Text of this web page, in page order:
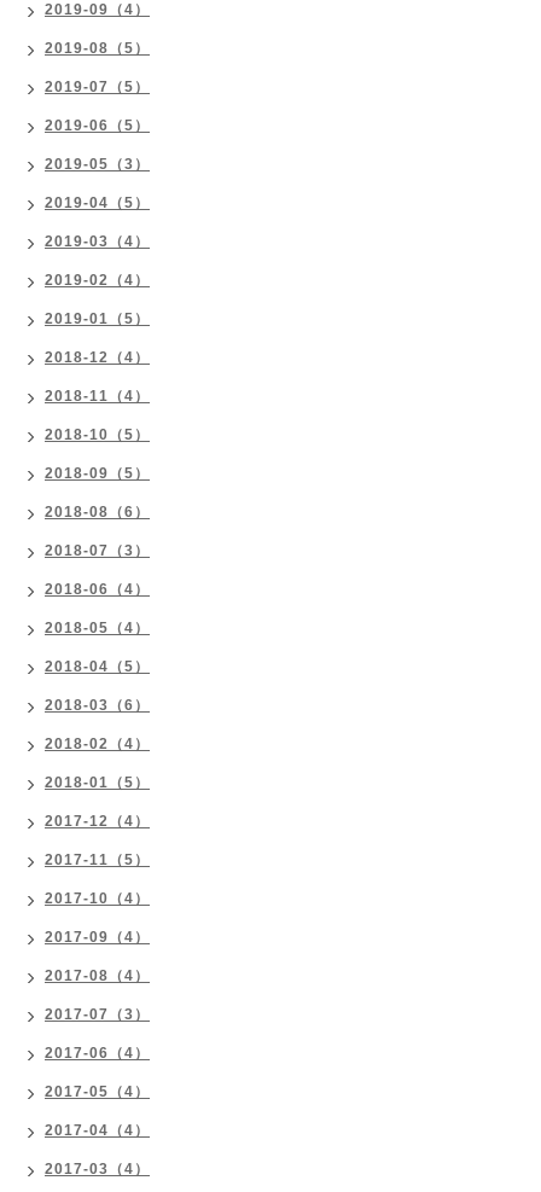
2019-09（4）
2019-08（5）
2019-07（5）
2019-06（5）
2019-05（3）
2019-04（5）
2019-03（4）
2019-02（4）
2019-01（5）
2018-12（4）
2018-11（4）
2018-10（5）
2018-09（5）
2018-08（6）
2018-07（3）
2018-06（4）
2018-05（4）
2018-04（5）
2018-03（6）
2018-02（4）
2018-01（5）
2017-12（4）
2017-11（5）
2017-10（4）
2017-09（4）
2017-08（4）
2017-07（3）
2017-06（4）
2017-05（4）
2017-04（4）
2017-03（4）